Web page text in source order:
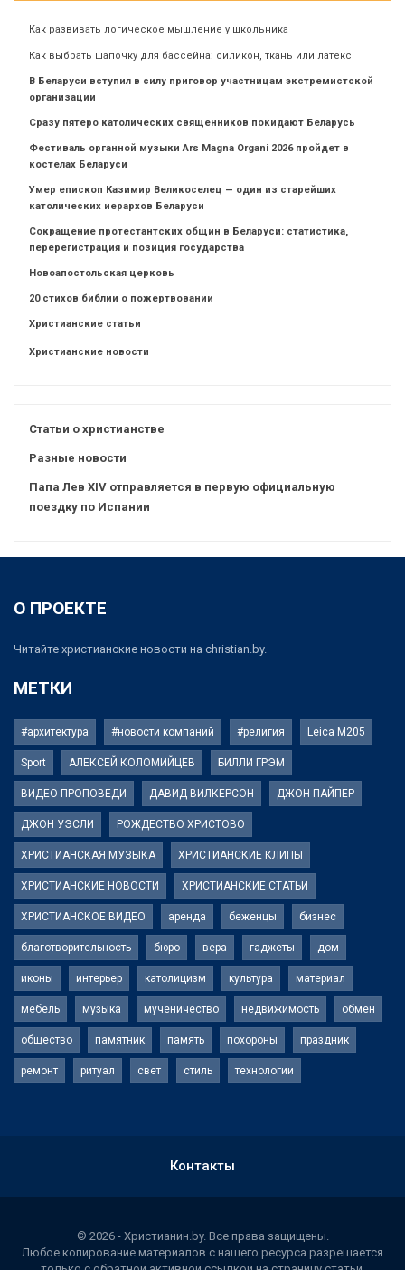
Как развивать логическое мышление у школьника
Как выбрать шапочку для бассейна: силикон, ткань или латекс
В Беларуси вступил в силу приговор участницам экстремистской
организации
Сразу пятеро католических священников покидают Беларусь
Фестиваль органной музыки Ars Magna Organi 2026 пройдет в
костелах Беларуси
Умер епископ Казимир Великоселец — один из старейших
католических иерархов Беларуси
Сокращение протестантских общин в Беларуси: статистика,
перерегистрация и позиция государства
Новоапостольская церковь
20 стихов библии о пожертвовании
Христианские статьи
Христианские новости
Статьи о христианстве
Разные новости
Папа Лев XIV отправляется в первую официальную
поездку по Испании
О ПРОЕКТЕ
Читайте христианские новости на christian.by.
МЕТКИ
#архитектура #новости компаний #религия Leica M205
Sport АЛЕКСЕЙ КОЛОМИЙЦЕВ БИЛЛИ ГРЭМ
ВИДЕО ПРОПОВЕДИ ДАВИД ВИЛКЕРСОН ДЖОН ПАЙПЕР
ДЖОН УЭСЛИ РОЖДЕСТВО ХРИСТОВО
ХРИСТИАНСКАЯ МУЗЫКА ХРИСТИАНСКИЕ КЛИПЫ
ХРИСТИАНСКИЕ НОВОСТИ ХРИСТИАНСКИЕ СТАТЬИ
ХРИСТИАНСКОЕ ВИДЕО аренда беженцы бизнес
благотворительность бюро вера гаджеты дом
иконы интерьер католицизм культура материал
мебель музыка мученичество недвижимость обмен
общество памятник память похороны праздник
ремонт ритуал свет стиль технологии
Контакты
© 2026 - Христианин.by. Все права защищены.
Любое копирование материалов с нашего ресурса разрешается